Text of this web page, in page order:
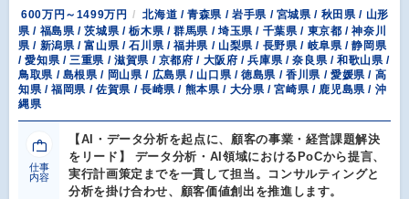
600万円～1499万円
北海道 / 青森県 / 岩手県 / 宮城県 / 秋田県 / 山形
県 / 福島県 / 茨城県 / 栃木県 / 群馬県 / 埼玉県 / 千葉県 / 東京都 / 神奈川
県 / 新潟県 / 富山県 / 石川県 / 福井県 / 山梨県 / 長野県 / 岐阜県 / 静岡県
/ 愛知県 / 三重県 / 滋賀県 / 京都府 / 大阪府 / 兵庫県 / 奈良県 / 和歌山県 /
鳥取県 / 島根県 / 岡山県 / 広島県 / 山口県 / 徳島県 / 香川県 / 愛媛県 / 高
知県 / 福岡県 / 佐賀県 / 長崎県 / 熊本県 / 大分県 / 宮崎県 / 鹿児島県 / 沖
縄県
仕事
内容
【AI・データ分析を起点に、顧客の事業・経営課題解決
をリード】 データ分析・AI領域におけるPoCから提言、
実行計画策定までを一貫して担当。コンサルティングと
分析を掛け合わせ、顧客価値創出を推進します。